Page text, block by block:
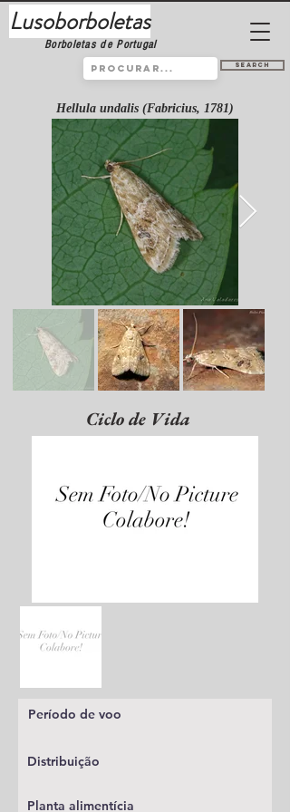
Lusoborboletas
Borboletas de Portugal
Search
Hellula undalis (Fabricius, 1781)
Ciclo de Vida
Período de voo
Distribuição
Planta alimentícia